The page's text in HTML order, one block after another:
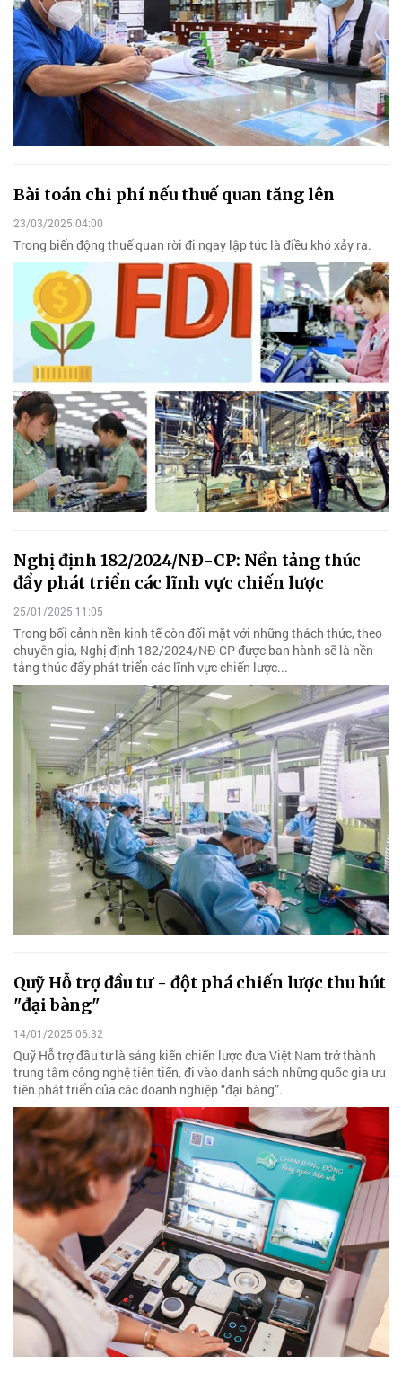
Bài toán chi phí nếu thuế quan tăng lên
23/03/2025 04:00
Trong biến động thuế quan rời đi ngay lập tức là điều khó xảy ra.
Nghị định 182/2024/NĐ-CP: Nền tảng thúc
đẩy phát triển các lĩnh vực chiến lược
25/01/2025 11:05
Trong bối cảnh nền kinh tế còn đối mặt với những thách thức, theo
chuyên gia, Nghị định 182/2024/NĐ-CP được ban hành sẽ là nền
tảng thúc đẩy phát triển các lĩnh vực chiến lược...
Quỹ Hỗ trợ đầu tư - đột phá chiến lược thu hút
"đại bàng"
14/01/2025 06:32
Quỹ Hỗ trợ đầu tư là sáng kiến chiến lược đưa Việt Nam trở thành
trung tâm công nghệ tiên tiến, đi vào danh sách những quốc gia ưu
tiên phát triển của các doanh nghiệp “đại bàng”.